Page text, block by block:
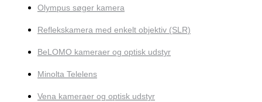
Olympus søger kamera
Reflekskamera med enkelt objektiv (SLR)
BeLOMO kameraer og optisk udstyr
Minolta Telelens
Vena kameraer og optisk udstyr